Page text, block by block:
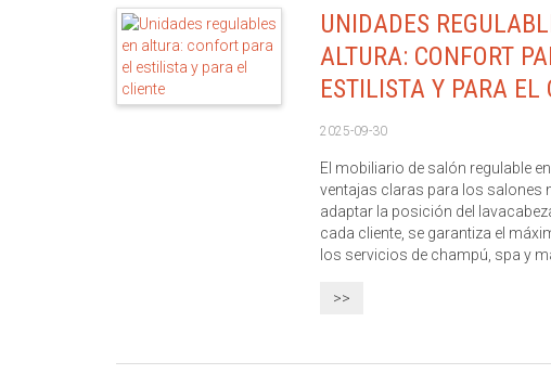
UNIDADES
ALTURA: CONFORT
ESTILISTA Y PARA EL
2025-09-30
El mobiliario de salón regulable
ventajas claras para los salones
adaptar la posición del
cada cliente, se garantiza el
los servicios de champú, spa y
>>